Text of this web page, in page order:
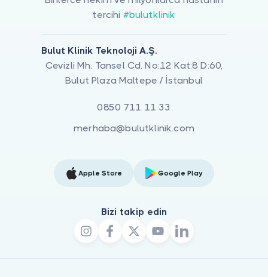
tercihi #bulutklinik
Bulut Klinik Teknoloji A.Ş.
Cevizli Mh. Tansel Cd. No:12 Kat:8 D:60,
Bulut Plaza Maltepe / İstanbul
0850 711 11 33
merhaba@bulutklinik.com
Apple Store Google Play
Bizi takip edin